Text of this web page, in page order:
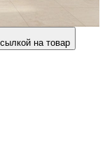
на товар